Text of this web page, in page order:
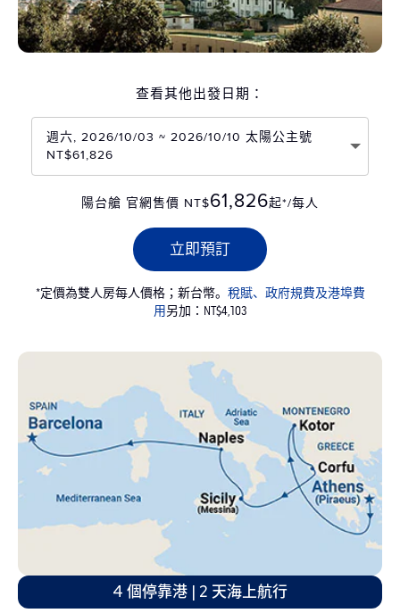
查看其他出發日期：
週六, 2026/10/03 ~ 2026/10/10 太陽公主號
NT$61,826
陽台艙 官網售價 NT$61,826起*/每人
立即預訂
*定價為雙人房每人價格；新台幣。 稅賦、政府規費及港埠費
用另加：NT$4,103
4 個停靠港 | 2 天海上航行